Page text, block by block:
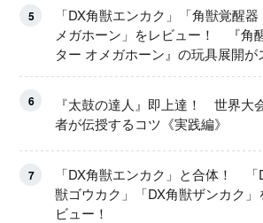
5
「DX角獣エンカク」「角獣覚醒器
メガホーン」をレビュー！ 『角
ター オメガホーン』の玩具展開が
ート！
6
『太鼓の達人』即上達！ 世界大
者が伝授するコツ《実践編》
7
「DX角獣エンカク」と合体！ 「
獣ゴウカク」「DX角獣ザンカク」
ビュー！